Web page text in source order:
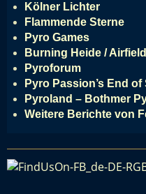
Kölner Lichter
Flammende Sterne
Pyro Games
Burning Heide / Airfield
Pyroforum
Pyro Passion’s End of
Pyroland – Bothmer
Weitere Berichte von